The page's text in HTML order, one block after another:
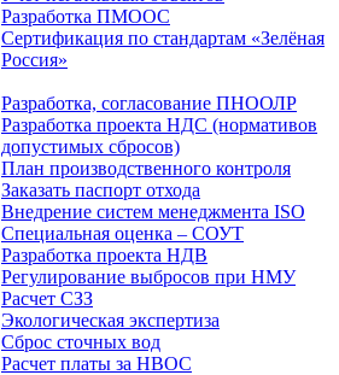
Разработка ПМООС
Сертификация по стандартам «Зелёная
Россия»
Разработка, согласование ПНООЛР
Разработка проекта НДС (нормативов
допустимых сбросов)
План производственного контроля
Заказать паспорт отхода
Внедрение систем менеджмента ISO
Специальная оценка – СОУТ
Разработка проекта НДВ
Регулирование выбросов при НМУ
Расчет СЗЗ
Экологическая экспертиза
Сброс сточных вод
Расчет платы за НВОС